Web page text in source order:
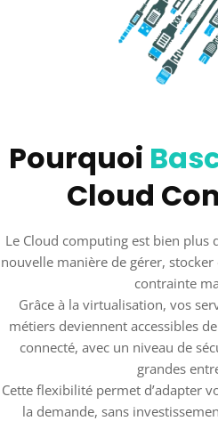
Pourquoi
Cloud
Le Cloud computing est bien plus
nouvelle manière de gérer,
contrainte
Grâce à la virtualisation, vos
métiers deviennent accessibles
connecté, avec un niveau de
grandes
Cette flexibilité permet d’adapter
la demande, sans